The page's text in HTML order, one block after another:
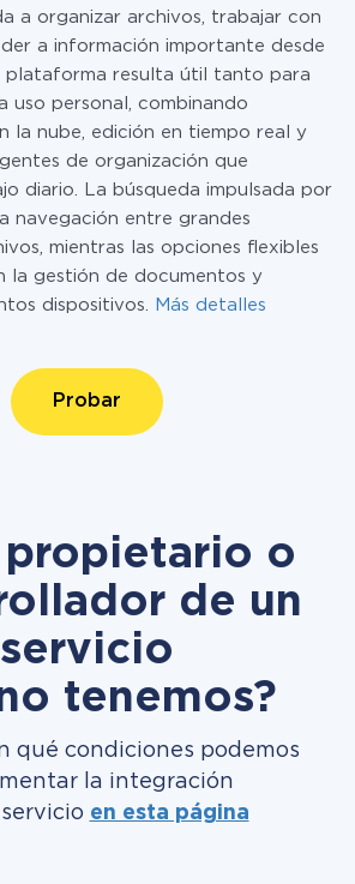
a organizar archivos, trabajar con
a información importante desde
plataforma resulta útil tanto para
uso personal, combinando
la nube, edición en tiempo real y
de organización que
diario. La búsqueda impulsada por
navegación entre grandes
mientras las opciones flexibles
la gestión de documentos y
dispositivos.
Más detalles
Probar
propietario o
de un
servicio
tenemos?
qué condiciones podemos
la integración
en esta página